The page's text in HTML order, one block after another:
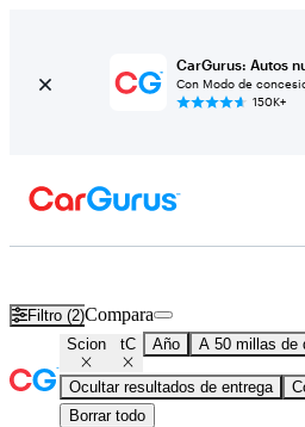
CarGurus: Autos
Con Modo de
150K+
Filtro (2)Compara
Scion tC Año A 50 millas de
Ocultar resultados de entrega
Borrar todo